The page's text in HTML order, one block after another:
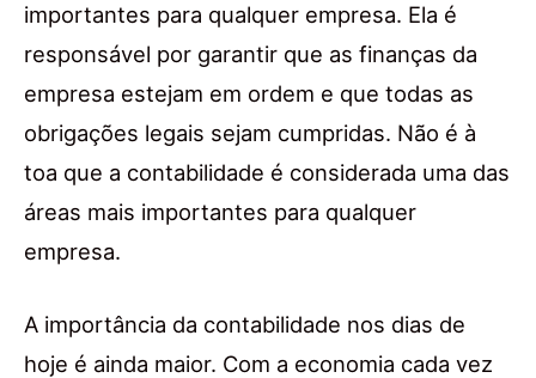
importantes para qualquer empresa. Ela é
responsável por garantir que as finanças da
empresa estejam em ordem e que todas as
obrigações legais sejam cumpridas. Não é à
toa que a contabilidade é considerada uma das
áreas mais importantes para qualquer
empresa.
A importância da contabilidade nos dias de
hoje é ainda maior. Com a economia cada vez